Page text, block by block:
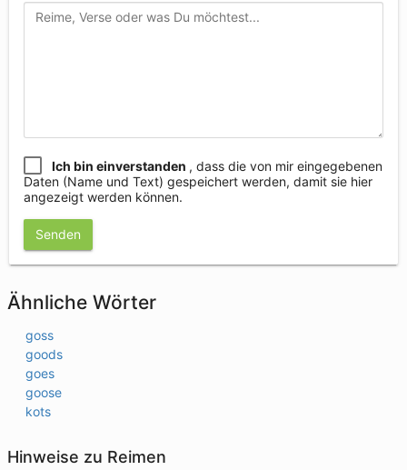
Ich bin einverstanden , dass die von mir eingegebenen
Daten (Name und Text) gespeichert werden, damit sie hier
angezeigt werden können.
Senden
Ähnliche Wörter
goss
goods
goes
goose
kots
Hinweise zu Reimen